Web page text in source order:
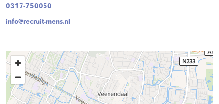
0317-750050
info@recruit-mens.nl